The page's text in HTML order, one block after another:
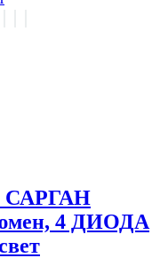
САРГАН
4 ДИОДА